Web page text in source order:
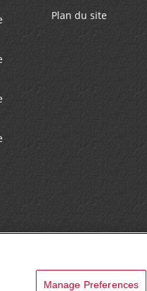
Plan du site
Manage Preferences